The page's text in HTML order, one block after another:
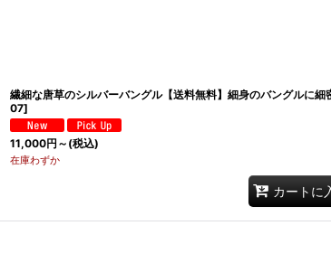
繊細な唐草のシルバーバングル【送料無料】細身のバングルに
07]
11,000円 ～ (税込)
在庫わずか
カートに